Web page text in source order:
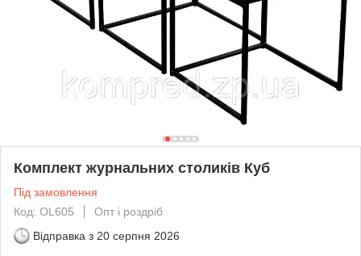
Комплект журнальних столиків Куб
Під замовлення
Код: OL605
Опт і роздріб
Відправка з 20 серпня 2026